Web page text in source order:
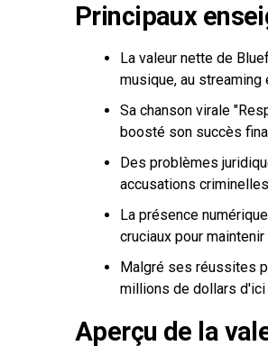
Principaux
La valeur nette de
musique, au streaming
Sa chanson virale
boosté son succès
Des problèmes
accusations
La présence
cruciaux pour
Malgré ses réussites
millions de dollars
Aperçu de la